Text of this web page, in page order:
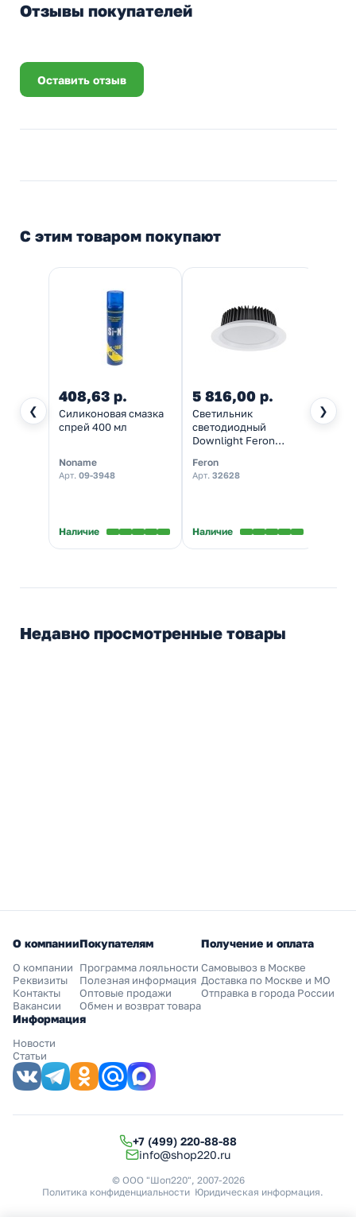
Отзывы покупателей
Оставить отзыв
С этим товаром покупают
❮ ❯
408,63 р.
Силиконовая смазка
спрей 400 мл
Noname
Арт. 09-3948
Наличие
5 816,00 р.
Светильник
светодиодный
Downlight Feron
40W 4000K 3600Lm
90° белый
Feron
Арт. 32628
Наличие
Недавно просмотренные товары
О компании
О компании
Реквизиты
Контакты
Вакансии
Покупателям
Программа лояльности
Полезная информация
Оптовые продажи
Обмен и возврат товара
Получение и оплата
Самовывоз в Москве
Доставка по Москве и МО
Отправка в города России
Информация
Новости
Статьи
+7 (499) 220-88-88
info@shop220.ru
© ООО "Шоп220", 2007-2026
Политика конфиденциальности Юридическая информация.